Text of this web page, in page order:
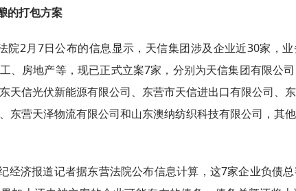
的打包方案
院2月7日公布的信息显示，天信集团涉及企业近30家，
、房地产等，现已正式立案7家，分别为天信集团有限公
天信光伏新能源有限公司、东营市天信进出口有限公司、
东营天泽物流有限公司和山东澳纳纺织科技有限公司，其
经济报道记者据东营法院公布信息计算，这7家企业负债